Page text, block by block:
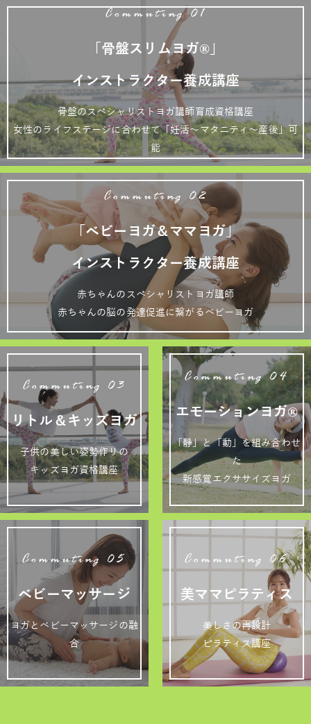
Commuting 01
「骨盤スリムヨガ®」
インストラクター養成講座
骨盤のスペシャリストヨガ講師育成資格講座
女性のライフステージに合わせて「妊活～マタニティ～産後」可
能
Commuting 02
「ベビーヨガ＆ママヨガ」
インストラクター養成講座
赤ちゃんのスペシャリストヨガ講師
赤ちゃんの脳の発達促進に繋がるベビーヨガ
Commuting 03
リトル＆キッズヨガ
子供の美しい姿勢作りの
キッズヨガ資格講座
Commuting 04
エモーションヨガ®
「静」と「動」を組み合わせ
た
新感覚エクササイズヨガ
Commuting 05
ベビーマッサージ
ヨガとベビーマッサージの融
合
Commuting 06
美ママピラティス
美しさの再設計
ピラティス講座